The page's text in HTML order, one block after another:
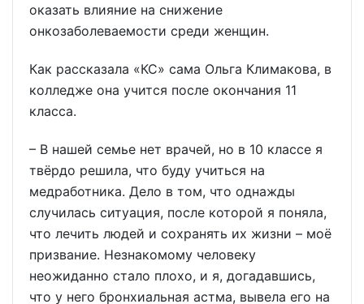
оказать влияние на снижение
онкозаболеваемости среди женщин.
Как рассказала «КС» сама Ольга Климакова, в
колледже она учится после окончания 11
класса.
– В нашей семье нет врачей, но в 10 классе я
твёрдо решила, что буду учиться на
медработника. Дело в том, что однажды
случилась ситуация, после которой я поняла,
что лечить людей и сохранять их жизни – моё
призвание. Незнакомому человеку
неожиданно стало плохо, и я, догадавшись,
что у него бронхиальная астма, вывела его на